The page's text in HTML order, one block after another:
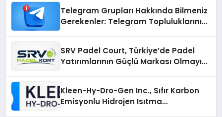
Telegram Grupları Hakkında Bilmeniz
Gerekenler: Telegram Topluluklarını
SRV Padel Court, Türkiye’de Padel
Yatırımlarının Güçlü Markası Olmayı
Kleen-Hy-Dro-Gen Inc., Sıfır Karbon
Emisyonlu Hidrojen Isıtma